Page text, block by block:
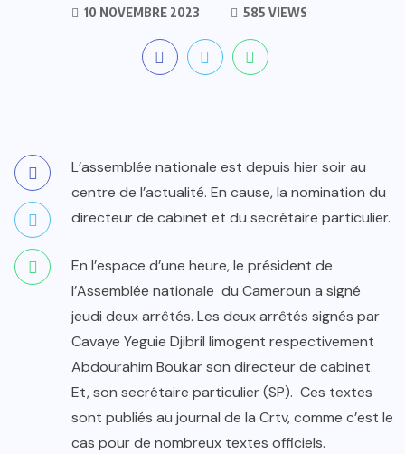
10 NOVEMBRE 2023 585 VIEWS
L’assemblée nationale est depuis hier soir au
centre de l’actualité. En cause, la nomination du
directeur de cabinet et du secrétaire particulier.
En l’espace d’une heure, le président de
l’Assemblée nationale du Cameroun a signé
jeudi deux arrêtés. Les deux arrêtés signés par
Cavaye Yeguie Djibril limogent respectivement
Abdourahim Boukar son directeur de cabinet.
Et, son secrétaire particulier (SP). Ces textes
sont publiés au journal de la Crtv, comme c’est le
cas pour de nombreux textes officiels.